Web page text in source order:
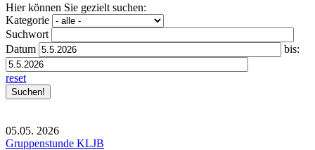
Hier können Sie gezielt suchen:
Kategorie
Suchwort
Datum
bis:
reset
05.05. 2026
Gruppenstunde KLJB